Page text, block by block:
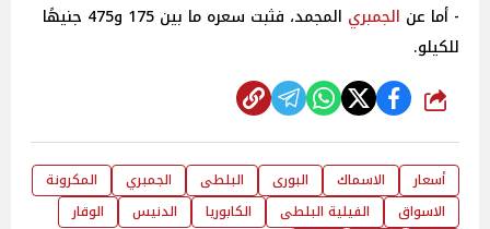
- أما عن الجمبري
المجمد، فثبت سعره ما بين 175 و475 جنيهًا
للكيلو.
شارك
أسعار الاسماك البورى البلطى الجمبري
المكرونة
الاسواق
الفيلية البلطى الكابوريا الدنيس
الوقار